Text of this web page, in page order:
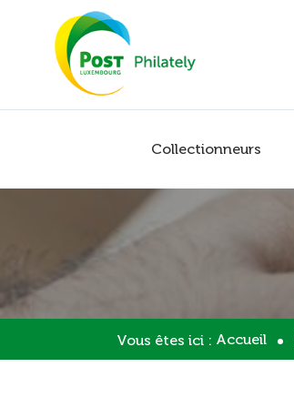
Collectionneurs
Vous êtes ici : Accueil